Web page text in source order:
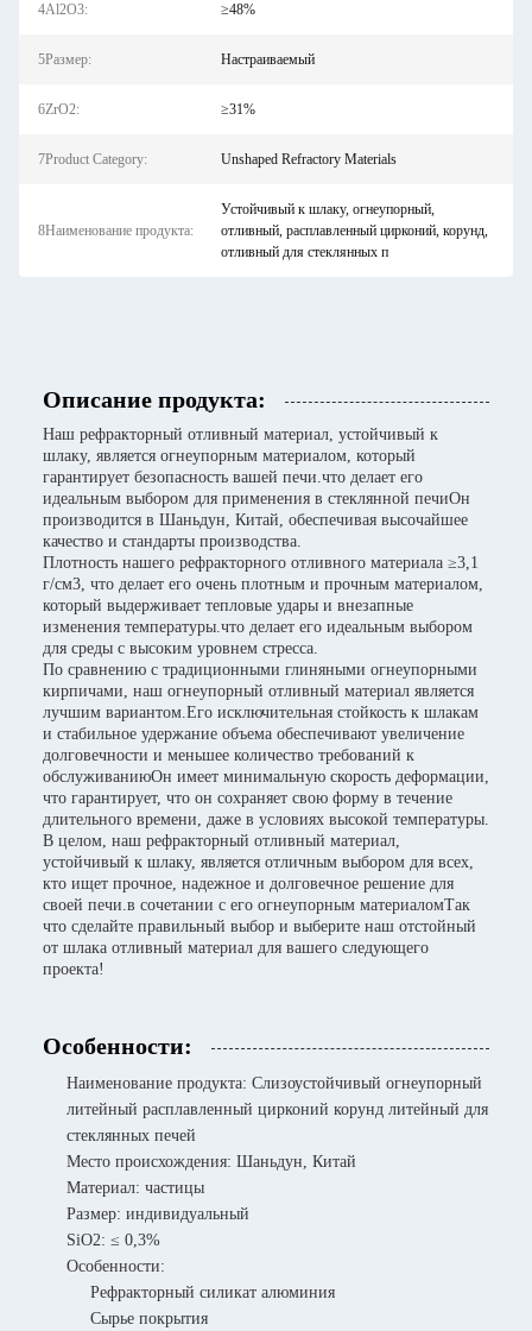
4Al2O3: ≥48%
5Размер: Настраиваемый
6ZrO2: ≥31%
7Product Category: Unshaped Refractory Materials
8Наименование продукта:
Устойчивый к шлаку, огнеупорный,
отливный, расплавленный цирконий, корунд,
отливный для стеклянных п
Описание продукта:
Наш рефракторный отливный материал, устойчивый к
шлаку, является огнеупорным материалом, который
гарантирует безопасность вашей печи.что делает его
идеальным выбором для применения в стеклянной печиОн
производится в Шаньдун, Китай, обеспечивая высочайшее
качество и стандарты производства.
Плотность нашего рефракторного отливного материала ≥3,1
г/см3, что делает его очень плотным и прочным материалом,
который выдерживает тепловые удары и внезапные
изменения температуры.что делает его идеальным выбором
для среды с высоким уровнем стресса.
По сравнению с традиционными глиняными огнеупорными
кирпичами, наш огнеупорный отливный материал является
лучшим вариантом.Его исключительная стойкость к шлакам
и стабильное удержание объема обеспечивают увеличение
долговечности и меньшее количество требований к
обслуживаниюОн имеет минимальную скорость деформации,
что гарантирует, что он сохраняет свою форму в течение
длительного времени, даже в условиях высокой температуры.
В целом, наш рефракторный отливный материал,
устойчивый к шлаку, является отличным выбором для всех,
кто ищет прочное, надежное и долговечное решение для
своей печи.в сочетании с его огнеупорным материаломТак
что сделайте правильный выбор и выберите наш отстойный
от шлака отливный материал для вашего следующего
проекта!
Особенности:
Наименование продукта: Слизоустойчивый огнеупорный
литейный расплавленный цирконий корунд литейный для
стеклянных печей
Место происхождения: Шаньдун, Китай
Материал: частицы
Размер: индивидуальный
SiO2: ≤ 0,3%
Особенности:
Рефракторный силикат алюминия
Сырье покрытия